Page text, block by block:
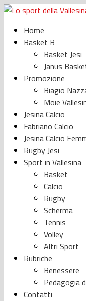
Home
Basket B
Basket Jesi
Janus
Promozione
Biagio
Moie
Jesina Calcio
Fabriano Calcio
Jesina Calcio
Rugby Jesi
Sport in Vallesina
Basket
Calcio
Rugby
Scherma
Tennis
Volley
Altri Sport
Rubriche
Benessere
Pedagogia
Contatti